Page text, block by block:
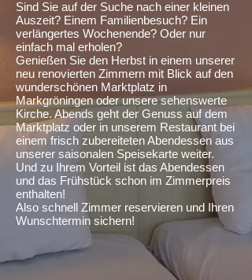
Sind Sie auf der Suche nach einer kleinen
Auszeit? Einem Familienbesuch? Ein
verlängertes Wochenende? Oder nur
einfach mal erholen?
Genießen Sie den Herbst in einem unserer
neu renovierten Zimmern mit Blick auf den
wunderschönen Marktplatz in
Markgröningen oder unsere sehenswerte
Kirche. Abends geht der Genuss auf dem
Marktplatz oder in unserem Restaurant bei
einem frisch zubereiteten Abendessen aus
unserer saisonalen Speisekarte weiter.
Und zu Ihrem Vorteil ist das Abendessen
und das Frühstück schon im Zimmerpreis
enthalten!
Also schnell Zimmer reservieren und Ihren
Wunschtermin sichern!